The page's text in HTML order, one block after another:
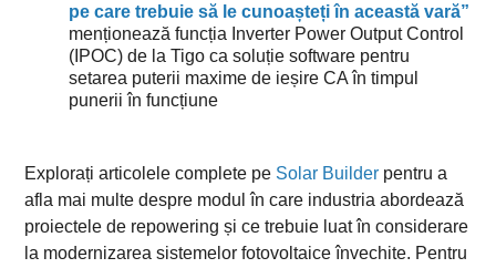
pe care trebuie să le cunoașteți în această vară”
menționează funcția Inverter Power Output Control
(IPOC) de la Tigo ca soluție software pentru
setarea puterii maxime de ieșire CA în timpul
punerii în funcțiune
Explorați articolele complete pe Solar Builder pentru a
afla mai multe despre modul în care industria abordează
proiectele de repowering și ce trebuie luat în considerare
la modernizarea sistemelor fotovoltaice învechite. Pentru